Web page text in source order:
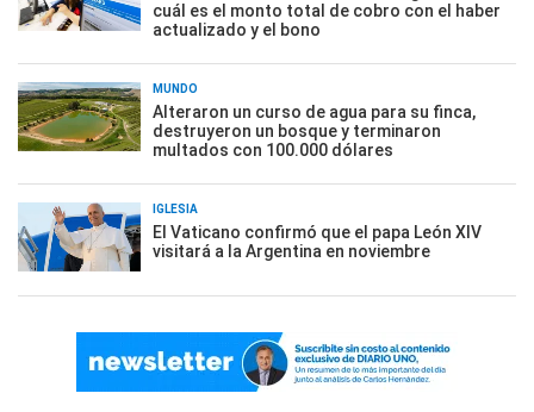
cuál es el monto total de cobro con el haber
actualizado y el bono
MUNDO
Alteraron un curso de agua para su finca,
destruyeron un bosque y terminaron
multados con 100.000 dólares
IGLESIA
El Vaticano confirmó que el papa León XIV
visitará a la Argentina en noviembre